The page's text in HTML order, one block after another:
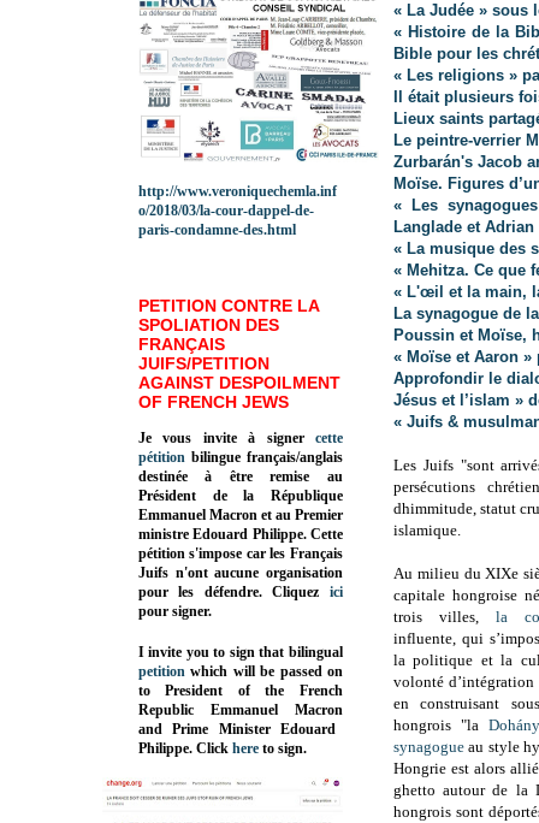
« La Judée » sous
« Histoire de la
Bible pour les
« Les religions »
Il était plusieurs
Lieux saints
Le peintre-verrier
Zurbarán's Jacob
Moïse. Figures
« Les
Langlade et
« La musique des
« Mehitza. Ce que
« L'œil et la main,
La synagogue de
Poussin et Moïse,
« Moïse et Aaron
Approfondir le
Jésus et l’islam »
« Juifs &
Les Juifs "sont
persécutions
dhimmitude, statut
islamique.
Au milieu du XIXe
capitale hongroise
trois villes, la
influente, qui
la politique et la
volonté
en construisant
hongrois "la Dohány
synagogue au style
Hongrie est alors
ghetto autour de la
hongrois sont
http://www.veroniquechemla.inf
o/2018/03/la-cour-dappel-de-
paris-condamne-des.html
PETITION CONTRE LA
SPOLIATION DES
FRANÇAIS
JUIFS/PETITION
AGAINST DESPOILMENT
OF FRENCH JEWS
Je vous invite à signer cette
pétition bilingue français/anglais
destinée à être remise au
Président de la République
Emmanuel Macron et au Premier
ministre Edouard Philippe. Cette
pétition s'impose car les Français
Juifs n'ont aucune organisation
pour les défendre. Cliquez
ici
pour signer.
I invite you to sign that bilingual
petition which will be passed on
to President of the French
Republic Emmanuel Macron
and Prime MinisterEdouard
Philippe. Click here to sign.